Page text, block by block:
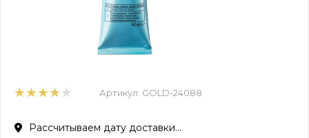
Артикул: GOLD-24088
Рассчитываем дату доставки...